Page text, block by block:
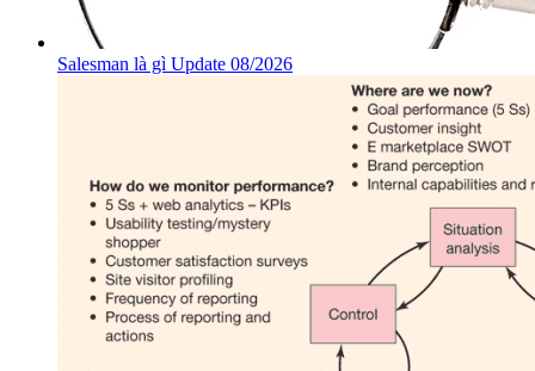
Salesman là gì Update 08/2026